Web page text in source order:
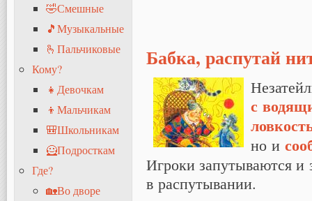
Бабка, распутай
с
но и
Игроки запутываются и
в распутывании.
🤣Смешные
🎵Музыкальные
🫰Пальчиковые
Кому?
👧Девочкам
👦Мальчикам
🎒Школьникам
🦸Подросткам
Где?
🏡Во дворе